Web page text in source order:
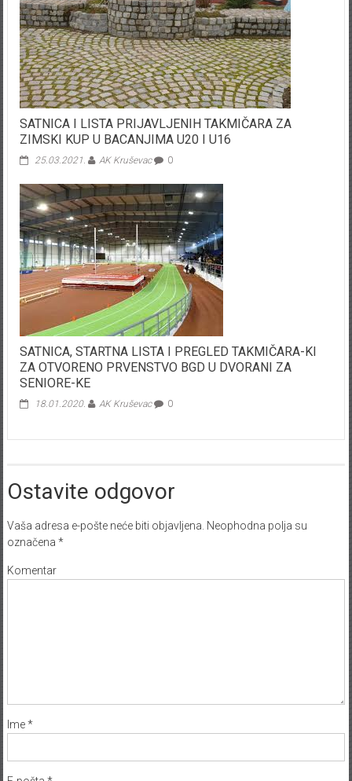
SATNICA I LISTA PRIJAVLJENIH TAKMIČARA ZA
ZIMSKI KUP U BACANJIMA U20 I U16
25.03.2021. AK Kruševac 0
SATNICA, STARTNA LISTA I PREGLED TAKMIČARA-KI
ZA OTVORENO PRVENSTVO BGD U DVORANI ZA
SENIORE-KE
18.01.2020. AK Kruševac 0
Ostavite odgovor
Vaša adresa e-pošte neće biti objavljena. Neophodna polja su
označena *
Komentar
Ime*